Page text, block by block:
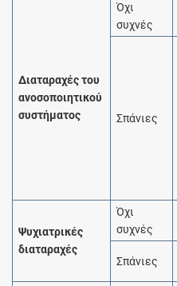
Διαταραχές του
ανοσοποιητικού
συστήματος
Όχι
συχνές
Σπάνιες
Ψυχιατρικές
διαταραχές
Όχι
συχνές
Σπάνιες